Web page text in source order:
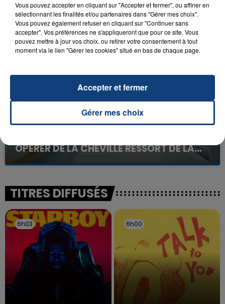
INCENDIE MORTEL À LENS : UNE FEMME ET
SON BÉBÉ ENTRE LA VIE ET LA...
Un homme s'est immolé par le feu après avoir
aspergé sa compagne et leur bébé de trois mois
20 juillet 2026
OPÉRER DE LA CHEVILLE RESSORT DE LA...
La famille a porté plainte contre la clinique qui a
excuses.
TITRES DIFFUSÉS
6h03
6h03 6h00
6h00
Vous pouvez accepter en cliquant sur "Accepter et fermer", ou affiner en
sélectionnant les finalités et/ou partenaires dans "Gérer mes choix".
Vous pouvez également refuser en cliquant sur "Continuer sans
accepter". Vos préférences ne s'appliqueront que pour ce site. Vous
pouvez mettre à jour vos choix, ou retirer votre consentement à tout
moment via le lien "Gérer les cookies" situé en bas de chaque page.
Gérer mes choix
Accepter et fermer